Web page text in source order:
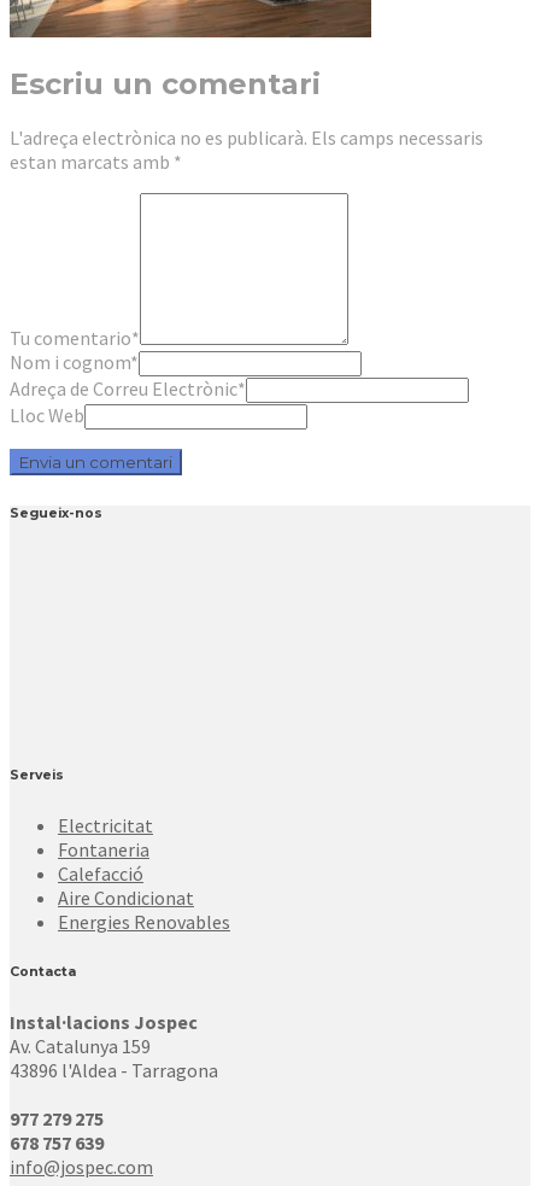
Escriu un comentari
L'adreça electrònica no es publicarà. Els camps necessaris
estan marcats amb *
Tu comentario*
Nom i cognom*
Adreça de Correu Electrònic*
Lloc Web
Segueix-nos
Serveis
Electricitat
Fontaneria
Calefacció
Aire Condicionat
Energies Renovables
Contacta
Instal·lacions Jospec
Av. Catalunya 159
43896 l'Aldea - Tarragona
977 279 275
678 757 639
info@jospec.com